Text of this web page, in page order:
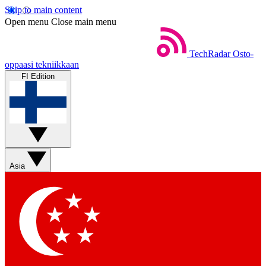
Skip to main content
Open menu Close main menu
TechRadar Osto-
oppaasi tekniikkaan
FI Edition
Asia